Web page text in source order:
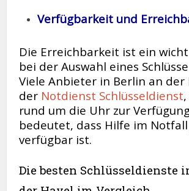
Verfügbarkeit und
Die Erreichbarkeit ist ein
bei der Auswahl eines
Viele Anbieter in Berlin an der
der Notdienst Schlüsseldienst
rund um die Uhr zur
bedeutet, dass Hilfe im
verfügbar ist.
Die besten Schlüsseldienste